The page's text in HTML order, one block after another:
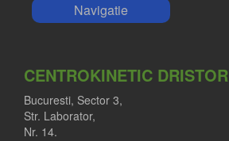
Navigatie
CENTROKINETIC DRISTOR
Bucuresti, Sector 3,
Str. Laborator,
Nr. 14.